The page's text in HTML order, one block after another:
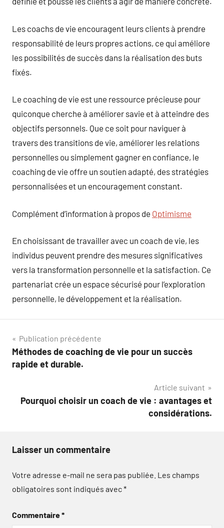
Les coachs de vie encouragent leurs clients à prendre
responsabilité de leurs propres actions, ce qui améliore
les possibilités de succès dans la réalisation des buts
fixés.
Le coaching de vie est une ressource précieuse pour
quiconque cherche à améliorer savie et à atteindre des
objectifs personnels. Que ce soit pour naviguer à
travers des transitions de vie, améliorer les relations
personnelles ou simplement gagner en confiance, le
coaching de vie offre un soutien adapté, des stratégies
personnalisées et un encouragement constant.
Complément d’information à propos de Optimisme
En choisissant de travailler avec un coach de vie, les
individus peuvent prendre des mesures significatives
vers la transformation personnelle et la satisfaction. Ce
partenariat crée un espace sécurisé pour l’exploration
personnelle, le développement et la réalisation.
Navigation
de
Publication précédente
Méthodes de coaching de vie pour un succès
rapide et durable.
Article suivant
Pourquoi choisir un coach de vie : avantages et
considérations.
Laisser un commentaire
Votre adresse e-mail ne sera pas publiée. Les champs
obligatoires sont indiqués avec*
Commentaire*